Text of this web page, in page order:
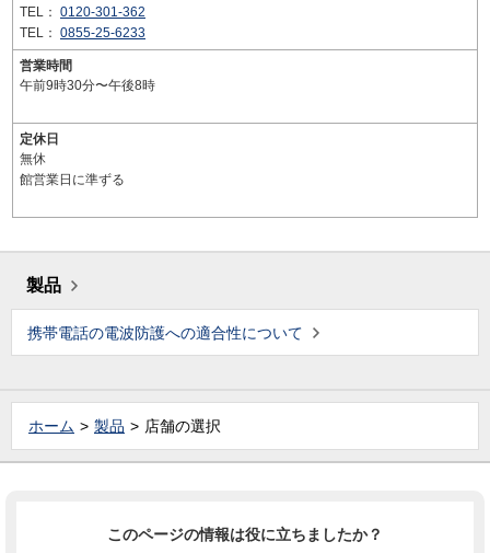
TEL： 0120-301-362
TEL： 0855-25-6233
営業時間
午前9時30分〜午後8時
定休日
無休
館営業日に準ずる
製品
携帯電話の電波防護への適合性について
ホーム 製品 店舗の選択
このページの情報は役に立ちましたか？